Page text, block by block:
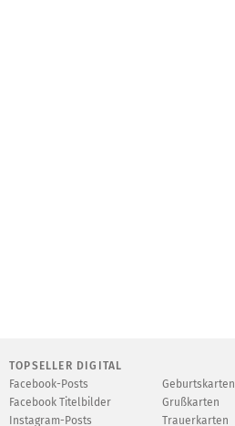
TOPSELLER DIGITAL
Facebook-Posts
Facebook Titelbilder
Instagram-Posts
Geburtskarten
Grußkarten
Trauerkarten